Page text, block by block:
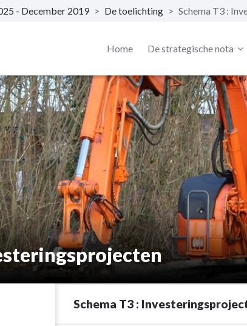
- December 2019 > De toelichting > Schema T3 :
Home De strategische nota
Schema T3 :